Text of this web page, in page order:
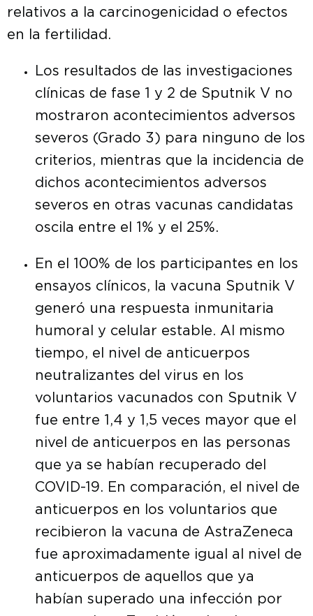
relativos a la carcinogenicidad o efectos
en la fertilidad.
Los resultados de las investigaciones
clínicas de fase 1 y 2 de Sputnik V no
mostraron acontecimientos adversos
severos (Grado 3) para ninguno de los
criterios, mientras que la incidencia de
dichos acontecimientos adversos
severos en otras vacunas candidatas
oscila entre el 1% y el 25%.
En el 100% de los participantes en los
ensayos clínicos, la vacuna Sputnik V
generó una respuesta inmunitaria
humoral y celular estable. Al mismo
tiempo, el nivel de anticuerpos
neutralizantes del virus en los
voluntarios vacunados con Sputnik V
fue entre 1,4 y 1,5 veces mayor que el
nivel de anticuerpos en las personas
que ya se habían recuperado del
COVID-19. En comparación, el nivel de
anticuerpos en los voluntarios que
recibieron la vacuna de AstraZeneca
fue aproximadamente igual al nivel de
anticuerpos de aquellos que ya
habían superado una infección por